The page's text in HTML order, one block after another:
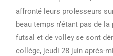
affronté leurs professeurs
beau temps n’étant pas de
futsal et de volley se sont
collège, jeudi 28 juin après-